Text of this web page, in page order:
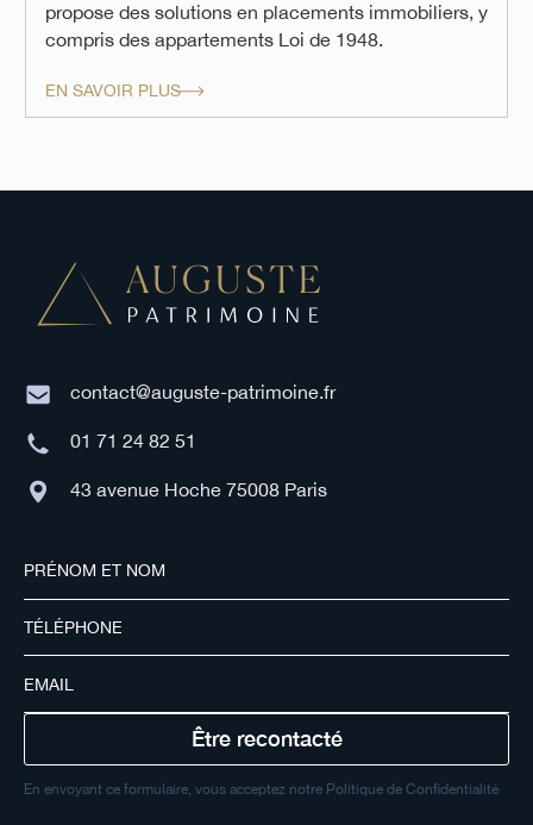
propose des solutions en placements immobiliers, y
compris des appartements Loi de 1948.
EN SAVOIR PLUS
contact@auguste-patrimoine.fr
01 71 24 82 51
43 avenue Hoche 75008 Paris
En envoyant ce formulaire, vous acceptez notre Politique de Confidentialité